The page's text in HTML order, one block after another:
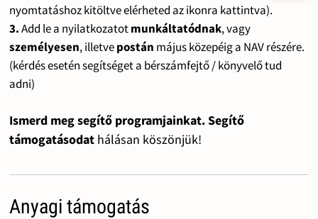
nyomtatáshoz kitöltve elérheted az ikonra kattintva).
3.Add le a nyilatkozatotmunkáltatódnak, vagy
személyesen, illetvepostán május közepéig a NAV részére.
(kérdés esetén segítséget a bérszámfejtő / könyvelő tud
adni)
Ismerd meg segítő programjainkat. Segítő
támogatásodat hálásan köszönjük!
Anyagi támogatás